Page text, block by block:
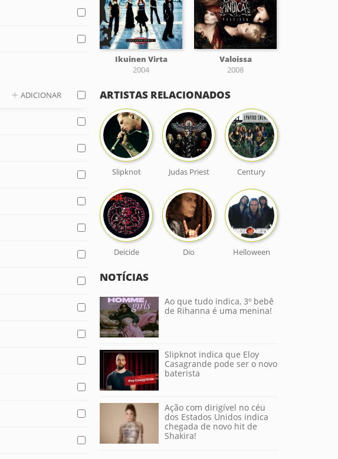
ADICIONAR
Ikuinen Virta
2004
Valoissa
2008
ARTISTAS RELACIONADOS
Slipknot Judas Priest Century
Deicide Dio Helloween
NOTÍCIAS
Ao que tudo indica, 3º bebê
de Rihanna é uma menina!
Slipknot indica que Eloy
Casagrande pode ser o novo
baterista
Ação com dirigível no céu
dos Estados Unidos indica
chegada de novo hit de
Shakira!